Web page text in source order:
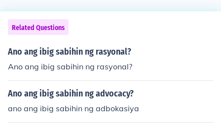
Related Questions
Ano ang ibig sabihin ng rasyonal?
Ano ang ibig sabihin ng rasyonal?
Ano ang ibig sabihin ng advocacy?
ano ang ibig sabihin ng adbokasiya